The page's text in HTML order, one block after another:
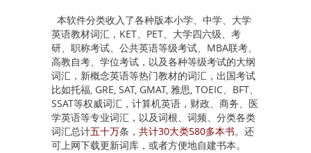
本软件分类收入了各种版本小学、中学、大学
英语教材词汇，KET、PET、大学四六级、考
研、职称考试、公共英语等级考试、MBA联考、
高教自考、学位考试，以及各种等级考试的大纲
词汇，新概念英语等热门教材的词汇，出国考试
比如托福, GRE, SAT, GMAT, 雅思, TOEIC、BFT、
SSAT等权威词汇，计算机英语，财政、商务、医
学英语等专业词汇，以及词根、词频、分类各类
词汇总计五十万条， 共计30大类580多本书。还
可上网下载更新词库，或者方便地自建书本。